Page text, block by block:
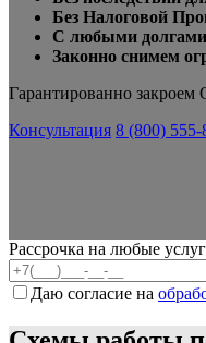
Без Налоговой
С любыми долгами
Законно снимем
Гарантированно
Консультация 8 (800) 555-
Рассрочка на любые
Даю согласие на